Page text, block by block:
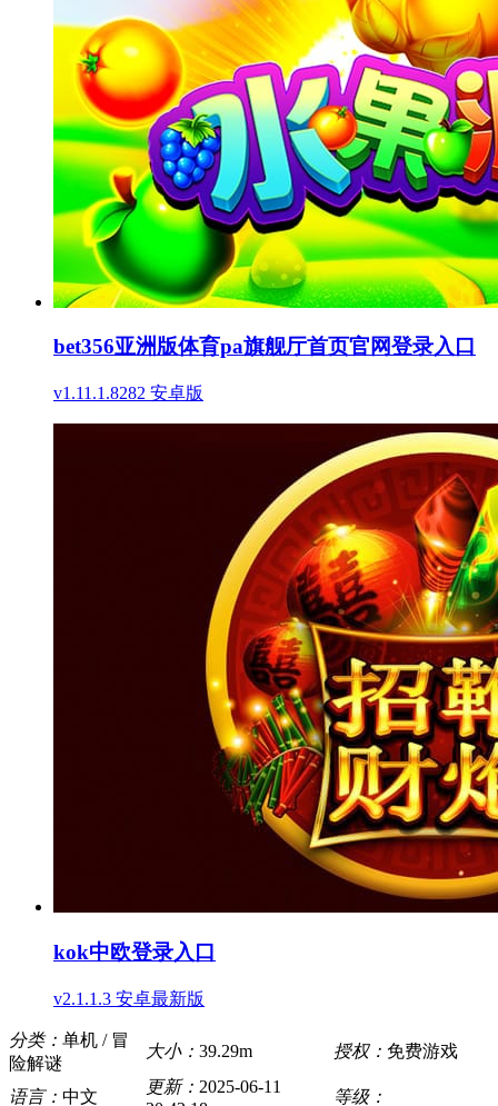
bet356亚洲版体育pa旗舰厅首页官网登录入口
v1.11.1.8282 安卓版
kok中欧登录入口
v2.1.1.3 安卓最新版
分类： 单机 / 冒
险解谜
大小： 39.29m 授权： 免费游戏
语言： 中文
更新： 2025-06-11
等级：